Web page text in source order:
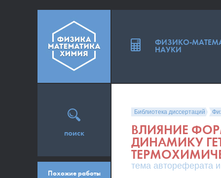
Библиотека диссертаций
ВЛИЯНИЕ
ДИНАМИКУ
тема автореферата
поиск
Похожие работы
ФИЗИКО-
НАУКИ